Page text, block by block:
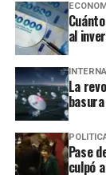
En ese
“tener dos o
se mostró
las familias.
“San
haya que tener
mes,o caer
al
La
Pase
culpó